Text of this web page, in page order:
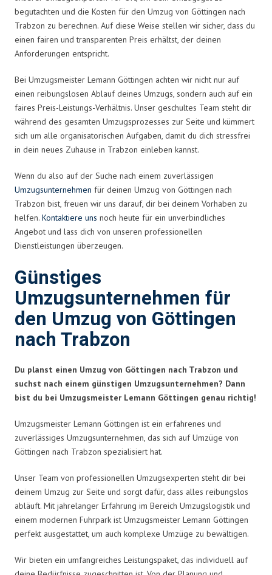
begutachten und die Kosten für den Umzug von Göttingen nach
Trabzon zu berechnen. Auf diese Weise stellen wir sicher, dass du
einen fairen und transparenten Preis erhältst, der deinen
Anforderungen entspricht.
Bei Umzugsmeister Lemann Göttingen achten wir nicht nur auf
einen reibungslosen Ablauf deines Umzugs, sondern auch auf ein
faires Preis-Leistungs-Verhältnis. Unser geschultes Team steht dir
während des gesamten Umzugsprozesses zur Seite und kümmert
sich um alle organisatorischen Aufgaben, damit du dich stressfrei
in dein neues Zuhause in Trabzon einleben kannst.
Wenn du also auf der Suche nach einem zuverlässigen
Umzugsunternehmen für deinen Umzug von Göttingen nach
Trabzon bist, freuen wir uns darauf, dir bei deinem Vorhaben zu
helfen. Kontaktiere uns noch heute für ein unverbindliches
Angebot und lass dich von unseren professionellen
Dienstleistungen überzeugen.
Günstiges
Umzugsunternehmen für
den Umzug von Göttingen
nach Trabzon
Du planst einen Umzug von Göttingen nach Trabzon und
suchst nach einem günstigen Umzugsunternehmen? Dann
bist du bei Umzugsmeister Lemann Göttingen genau richtig!
Umzugsmeister Lemann Göttingen ist ein erfahrenes und
zuverlässiges Umzugsunternehmen, das sich auf Umzüge von
Göttingen nach Trabzon spezialisiert hat.
Unser Team von professionellen Umzugsexperten steht dir bei
deinem Umzug zur Seite und sorgt dafür, dass alles reibungslos
abläuft. Mit jahrelanger Erfahrung im Bereich Umzugslogistik und
einem modernen Fuhrpark ist Umzugsmeister Lemann Göttingen
perfekt ausgestattet, um auch komplexe Umzüge zu bewältigen.
Wir bieten ein umfangreiches Leistungspaket, das individuell auf